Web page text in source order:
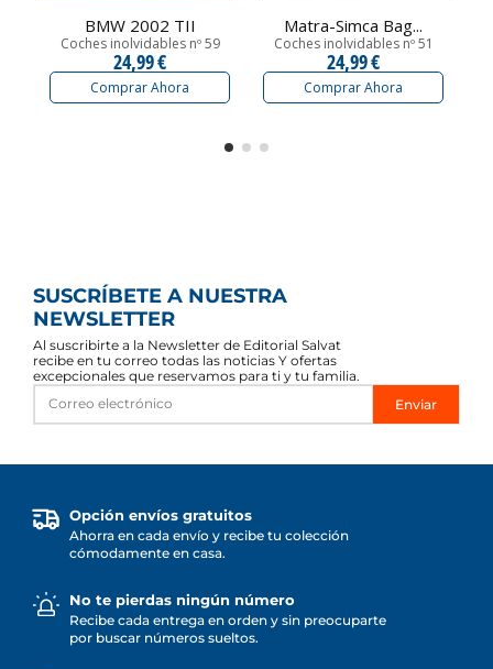
BMW 2002 TII
Coches inolvidables nº 59
24,99 €
Comprar Ahora
Matra-Simca Bag...
Coches inolvidables nº 51
24,99 €
Comprar Ahora
SUSCRÍBETE A NUESTRA
NEWSLETTER
Al suscribirte a la Newsletter de Editorial Salvat
recibe en tu correo todas las noticias Y ofertas
excepcionales que reservamos para ti y tu familia.
Enviar
Opción envíos gratuitos
Ahorra en cada envío y recibe tu colección
cómodamente en casa.
No te pierdas ningún número
Recibe cada entrega en orden y sin preocuparte
por buscar números sueltos.